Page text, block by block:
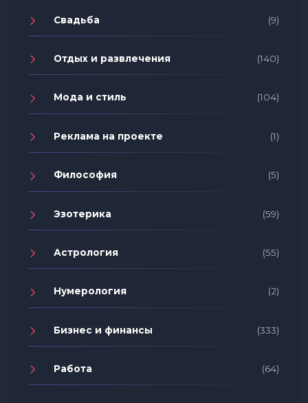
Свадьба (9)
Отдых и развлечения (140)
Мода и стиль (104)
Реклама на проекте (1)
Философия (5)
Эзотерика (59)
Астрология (55)
Нумерология (2)
Бизнес и финансы (333)
Работа (64)